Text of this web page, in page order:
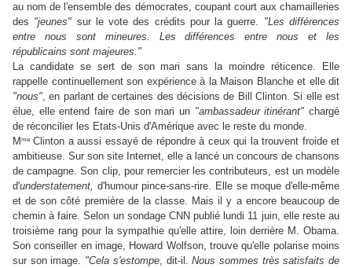
au nom de l'ensemble des démocrates, coupant court aux chamailleries
des "jeunes" sur le vote des crédits pour la guerre. "Les différences
entre nous sont mineures. Les différences entre nous et les
républicains sont majeures."
La candidate se sert de son mari sans la moindre réticence. Elle
rappelle continuellement son expérience à la Maison Blanche et elle dit
"nous", en parlant de certaines des décisions de Bill Clinton. Si elle est
élue, elle entend faire de son mari un "ambassadeur itinérant" chargé
de réconcilier les Etats-Unis d'Amérique avec le reste du monde.
M me Clinton a aussi essayé de répondre à ceux qui la trouvent froide et
ambitieuse. Sur son site Internet, elle a lancé un concours de chansons
de campagne. Son clip, pour remercier les contributeurs, est un modèle
d'understatement, d'humour pince-sans-rire. Elle se moque d'elle-même
et de son côté première de la classe. Mais il y a encore beaucoup de
chemin à faire. Selon un sondage CNN publié lundi 11 juin, elle reste au
troisième rang pour la sympathie qu'elle attire, loin derrière M. Obama.
Son conseiller en image, Howard Wolfson, trouve qu'elle polarise moins
sur son image. "Cela s'estompe, dit-il.Nous sommes très satisfaits de